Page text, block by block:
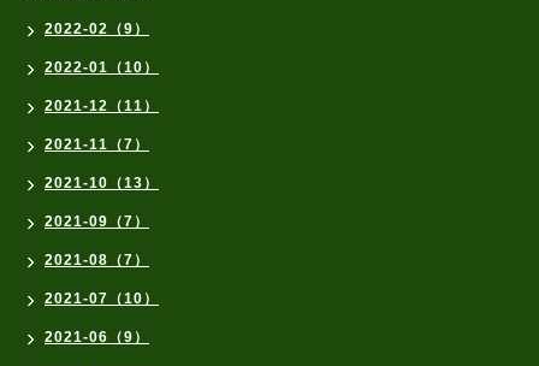
2022-02（9）
2022-01（10）
2021-12（11）
2021-11（7）
2021-10（13）
2021-09（7）
2021-08（7）
2021-07（10）
2021-06（9）